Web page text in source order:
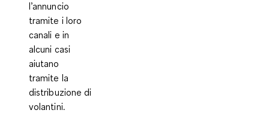
l’annuncio
tramite i loro
canali e in
alcuni casi
aiutano
tramite la
distribuzione di
volantini.